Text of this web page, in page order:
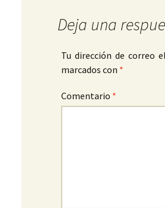
Deja una
Tu dirección de correo
marcados con *
Comentario *